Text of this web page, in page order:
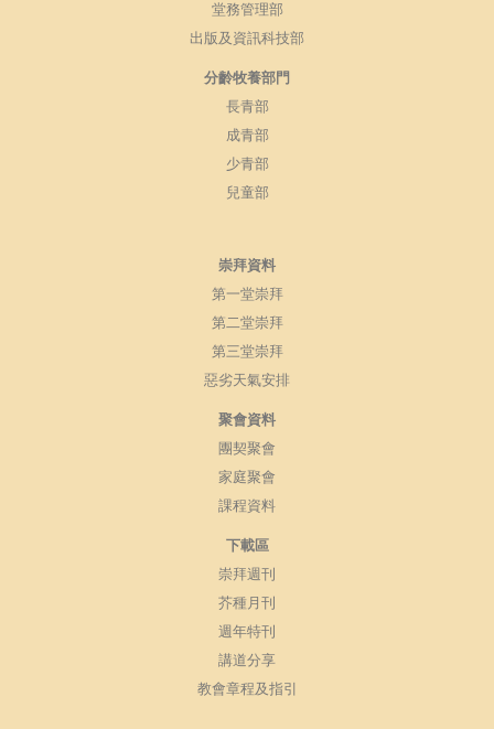
堂務管理部
出版及資訊科技部
分齡牧養部門
長青部
成青部
少青部
兒童部
崇拜資料
第一堂崇拜
第二堂崇拜
第三堂崇拜
惡劣天氣安排
聚會資料
團契聚會
家庭聚會
課程資料
下載區
崇拜週刊
芥種月刊
週年特刊
講道分享
教會章程及指引